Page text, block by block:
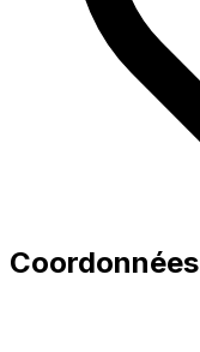
Coordonnées